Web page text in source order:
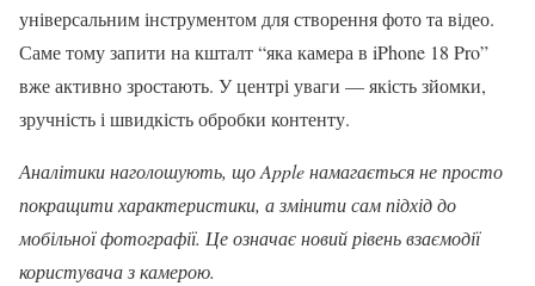
універсальним інструментом для створення фото та відео.
Саме тому запити на кшталт “яка камера в iPhone 18 Pro”
вже активно зростають. У центрі уваги — якість зйомки,
зручність і швидкість обробки контенту.
Аналітики наголошують, що Apple намагається не просто
покращити характеристики, а змінити сам підхід до
мобільної фотографії. Це означає новий рівень взаємодії
користувача з камерою.